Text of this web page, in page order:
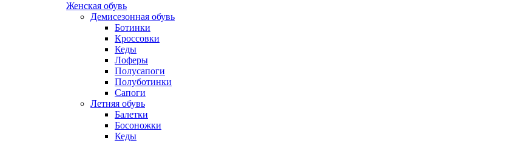
Женская обувь
Демисезонная обувь
Ботинки
Кроссовки
Кеды
Лоферы
Полусапоги
Полуботинки
Сапоги
Летняя обувь
Балетки
Босоножки
Кеды